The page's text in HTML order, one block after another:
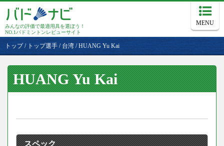
みんなの評価で最適用具を選ぼう！
NO.1バドミントンレビューサイト
MENU
トップ/ トップ選手 / 台湾 /HUANG Yu Kai
HUANG Yu Kai
スペック